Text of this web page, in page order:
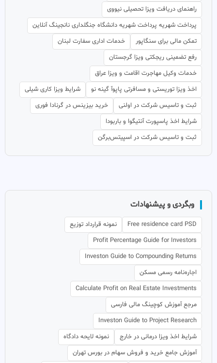
راهنمای دریافت ویزا تحصیلی نیووی
پرداخت شهریه پرداخت شهریه دانشگاه جنگلداری نانجینگ آنلاین
تمکن مالی برای سنگاپور
خدمات اداری سفارت لبنان
رفع تضمینی ریجکتی ویزا گرجستان
خدمات وکیل مهاجرت اقامت و ویزا عراق
اخذ ویزا توریستی و مسافرتی پاپوآ گینه نو
شرایط ویزا کاری شیلی
ثبت و تاسیس شرکت در اولنی
خرید بیزینس در گرنادا فوری
شرایط اخذ پاسپورت آنتیگوا و باربودا
ثبت و تاسیس شرکت در اسپیتس‌برگن
وبگردی و پیشنهادات
Free residence card PSD
نمونه قرارداد توزیع
Profit Percentage Guide for Investors
Investon Guide to Compounding Returns
اجاره‌نامه رسمی مسکن
Calculate Profit on Real Estate Investments
مرجع آموزش کوچینگ مالی فارسی
Investon Guide to Project Research
شرایط اخذ ویزا درمانی در خارج
نمونه لایحه دادگاه
آموزش جامع خرید و فروش سهام در بورس تهران